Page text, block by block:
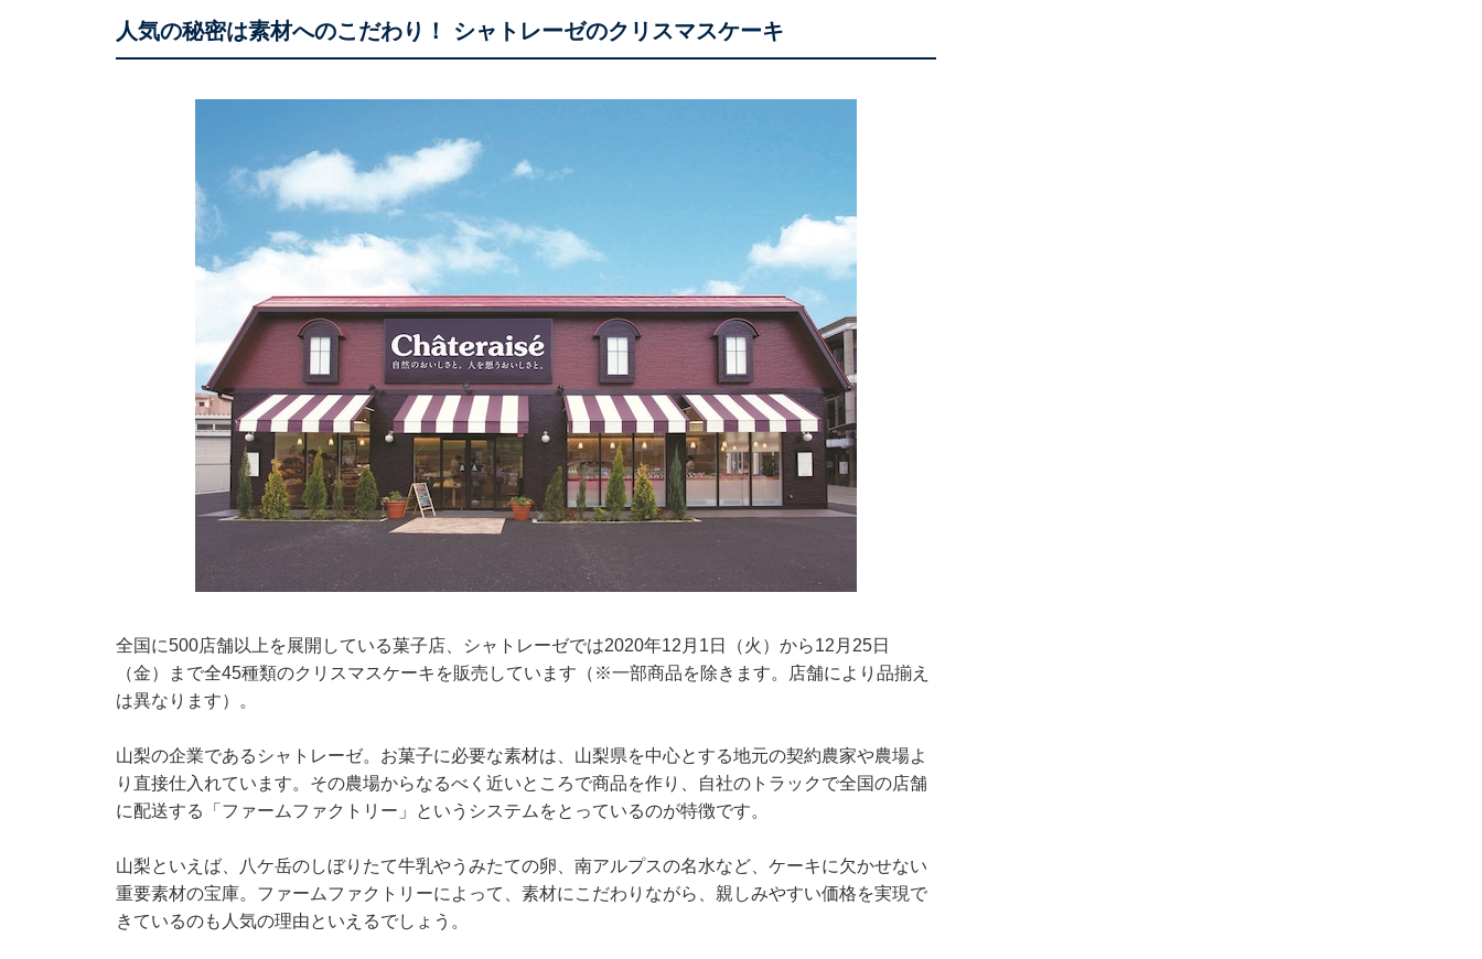
人気の秘密は素材へのこだわり！ シャトレーゼのクリスマスケーキ
全国に500店舗以上を展開している菓子店、シャトレーゼでは2020年12月1日（火）から12月25日
（金）まで全45種類のクリスマスケーキを販売しています（※一部商品を除きます。店舗により品揃え
は異なります）。
山梨の企業であるシャトレーゼ。お菓子に必要な素材は、山梨県を中心とする地元の契約農家や農場よ
り直接仕入れています。その農場からなるべく近いところで商品を作り、自社のトラックで全国の店舗
に配送する「ファームファクトリー」というシステムをとっているのが特徴です。
山梨といえば、八ケ岳のしぼりたて牛乳やうみたての卵、南アルプスの名水など、ケーキに欠かせない
重要素材の宝庫。ファームファクトリーによって、素材にこだわりながら、親しみやすい価格を実現で
きているのも人気の理由といえるでしょう。